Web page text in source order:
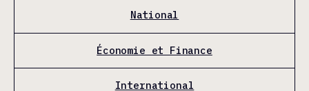
National
Économie et Finance
International